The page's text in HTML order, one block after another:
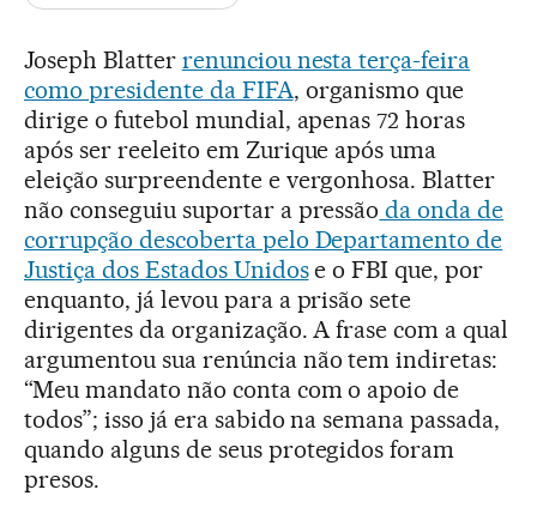
Joseph Blatter renunciou nesta terça-feira
como presidente da FIFA, organismo que
dirige o futebol mundial, apenas 72 horas
após ser reeleito em Zurique após uma
eleição surpreendente e vergonhosa. Blatter
não conseguiu suportar a pressão da onda de
corrupção descoberta pelo Departamento de
Justiça dos Estados Unidose o FBI que, por
enquanto, já levou para a prisão sete
dirigentes da organização. A frase com a qual
argumentou sua renúncia não tem indiretas:
“Meu mandato não conta com o apoio de
todos”; isso já era sabido na semana passada,
quando alguns de seus protegidos foram
presos.